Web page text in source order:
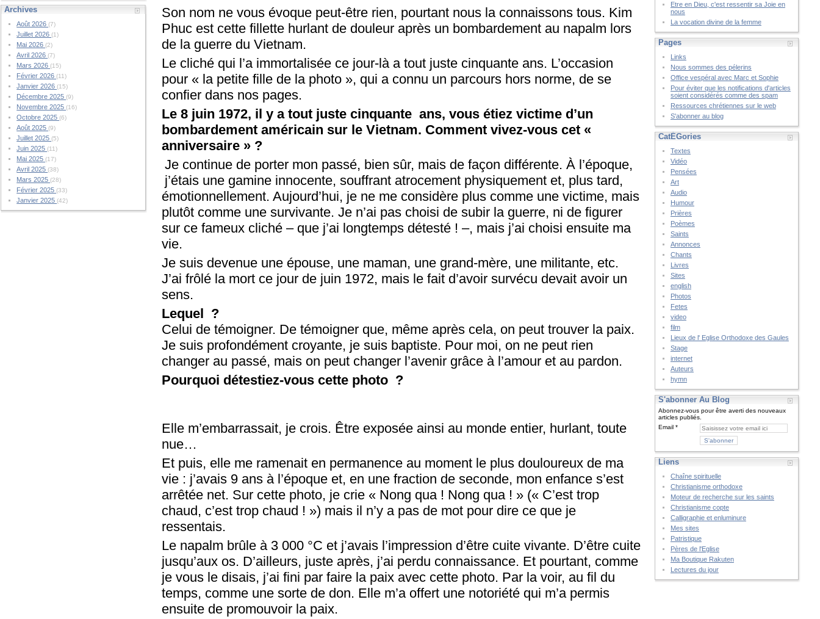
Archives
Août 2026(7)
Juillet 2026(1)
Mai 2026(2)
Avril 2026(7)
Mars 2026(15)
Février 2026(11)
Janvier 2026(15)
Décembre 2025(9)
Novembre 2025(16)
Octobre 2025(6)
Août 2025(9)
Juillet 2025(5)
Juin 2025(11)
Mai 2025(17)
Avril 2025(38)
Mars 2025(28)
Février 2025(33)
Janvier 2025(42)
Son nom ne vous évoque peut-être rien, pourtant nous la connaissons tous. Kim
Phuc est cette fillette hurlant de douleur après un bombardement au napalm lors
de la guerre du Vietnam.
Le cliché qui l’a immortalisée ce jour-là a tout juste cinquante ans. L’occasion
pour « la petite fille de la photo », qui a connu un parcours hors norme, de se
confier dans nos pages.
Le 8 juin 1972, il y a tout juste cinquante ans, vous étiez victime d’un
bombardement américain sur le Vietnam. Comment vivez-vous cet «
anniversaire » ?
Je continue de porter mon passé, bien sûr, mais de façon différente. À l’époque,
j’étais une gamine innocente, souffrant atrocement physiquement et, plus tard,
émotionnellement. Aujourd’hui, je ne me considère plus comme une victime, mais
plutôt comme une survivante. Je n’ai pas choisi de subir la guerre, ni de figurer
sur ce fameux cliché – que j’ai longtemps détesté ! –, mais j’ai choisi ensuite ma
vie.
Je suis devenue une épouse, une maman, une grand-mère, une militante, etc.
J’ai frôlé la mort ce jour de juin 1972, mais le fait d’avoir survécu devait avoir un
sens.
Lequel ?
Celui de témoigner. De témoigner que, même après cela, on peut trouver la paix.
Je suis profondément croyante, je suis baptiste. Pour moi, on ne peut rien
changer au passé, mais on peut changer l’avenir grâce à l’amour et au pardon.
Pourquoi détestiez-vous cette photo ?
Elle m’embarrassait, je crois. Être exposée ainsi au monde entier, hurlant, toute
nue…
Et puis, elle me ramenait en permanence au moment le plus douloureux de ma
vie : j’avais 9 ans à l’époque et, en une fraction de seconde, mon enfance s’est
arrêtée net. Sur cette photo, je crie « Nong qua ! Nong qua ! » (« C’est trop
chaud, c’est trop chaud ! ») mais il n’y a pas de mot pour dire ce que je
ressentais.
Le napalm brûle à 3 000 °C et j’avais l’impression d’être cuite vivante. D’être cuite
jusqu’aux os. D’ailleurs, juste après, j’ai perdu connaissance. Et pourtant, comme
je vous le disais, j’ai fini par faire la paix avec cette photo. Par la voir, au fil du
temps, comme une sorte de don. Elle m’a offert une notoriété qui m’a permis
ensuite de promouvoir la paix.
Etre en Dieu, c'est ressentir sa Joie en
nous
La vocation divine de la femme
Pages
Links
Nous sommes des pélerins
Office vespéral avec Marc et Sophie
Pour éviter que les notifications d'articles
soient considérés comme des spam
Ressources chrétiennes sur le web
S'abonner au blog
CatÉGories
Textes
Vidéo
Pensées
Art
Audio
Humour
Prières
Poèmes
Saints
Annonces
Chants
Livres
Sites
english
Photos
Fetes
video
film
Lieux de l' Eglise Orthodoxe des Gaules
Stage
internet
Auteurs
hymn
S'abonner Au Blog
Abonnez-vous pour être averti des nouveaux
articles publiés.
Email
Liens
Chaîne spirituelle
Christianisme orthodoxe
Moteur de recherche sur les saints
Christianisme copte
Calligraphie et enluminure
Mes sites
Patristique
Pères de l'Eglise
Ma Boutique Rakuten
Lectures du jour